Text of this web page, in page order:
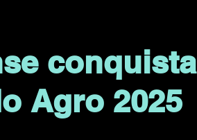
conquista
Agro 2025